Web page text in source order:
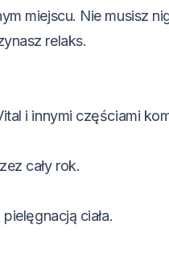
miejscu. Nie musisz
relaks.
i innymi częściami
cały rok.
ciała.